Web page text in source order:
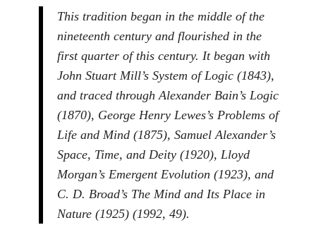
This tradition began in the middle of the
nineteenth century and flourished in the
first quarter of this century. It began with
John Stuart Mill’s System of Logic (1843),
and traced through Alexander Bain’s Logic
(1870), George Henry Lewes’s Problems of
Life and Mind (1875), Samuel Alexander’s
Space, Time, and Deity (1920), Lloyd
Morgan’s Emergent Evolution (1923), and
C. D. Broad’s The Mind and Its Place in
Nature (1925) (1992, 49).